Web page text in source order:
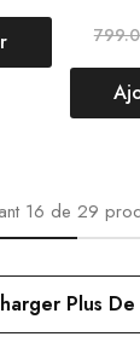
16 de 29
Plus De